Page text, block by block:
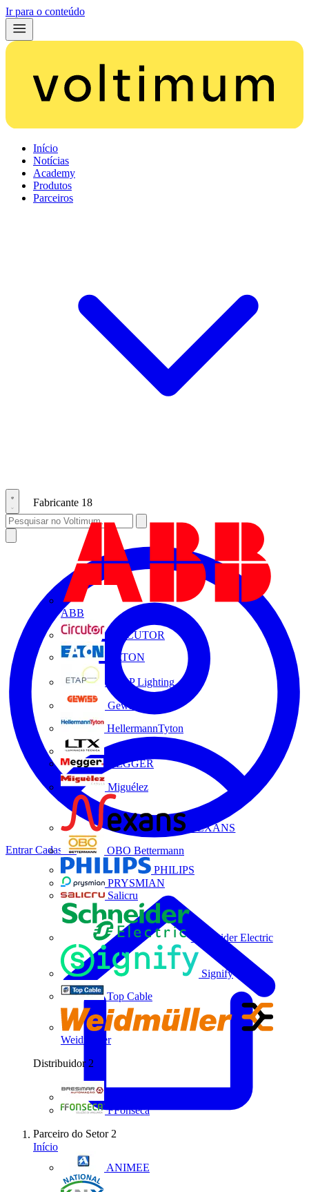
Ir para o conteúdo
Início
Notícias
Academy
Produtos
Parceiros
Fabricante 18
ABB
CIRCUTOR
EATON
ETAP Lighting
Gewiss
HellermannTyton
MEGGER
Miguélez
NEXANS
OBO Bettermann
PHILIPS
PRYSMIAN
Salicru
Schneider Electric
Signify
Top Cable
Weidmüller
Distribuidor 2
FFonseca
Parceiro do Setor 2
ANIMEE
EntrarCadastrar
Início